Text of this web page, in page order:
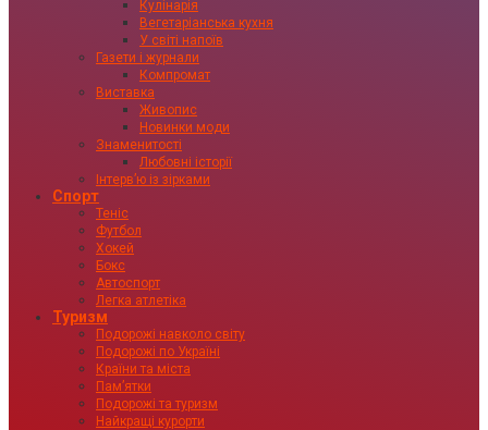
Кулінарія
Вегетаріанська кухня
У світі напоїв
Газети і журнали
Компромат
Виставка
Живопис
Новинки моди
Знаменитості
Любовні історії
Інтервʼю із зірками
Спорт
Теніс
Футбол
Хокей
Бокс
Автоспорт
Легка атлетіка
Туризм
Подорожі навколо світу
Подорожі по Україні
Країни та міста
Пам’ятки
Подорожі та туризм
Найкращі курорти